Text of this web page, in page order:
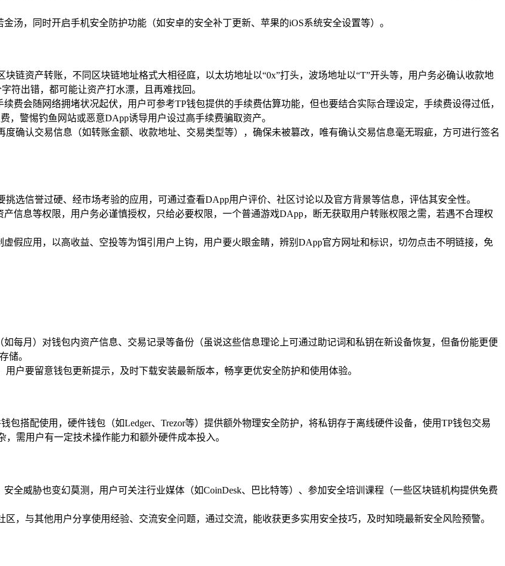
汤，同时开启手机安全防护功能（如安卓的安全补丁更新、苹果的iOS系统安全设置等）。
链资产转账，不同区块链地址格式大相径庭，以太坊地址以“0x”打头，波场地址以“T”开头等，用户务必确认收款地
符出错，都可能让资产打水漂，且再难找回。
费会随网络拥堵状况起伏，用户可参考TP钱包提供的手续费估算功能，但也要结合实际合理设定，手续费设得过低，
，警惕钓鱼网站或恶意DApp诱导用户设过高手续费骗取资产。
确认交易信息（如转账金额、收款地址、交易类型等），确保未被篡改，唯有确认交易信息毫无瑕疵，方可进行签名
选信誉过硬、经市场考验的应用，可通过查看DApp用户评价、社区讨论以及官方背景等信息，评估其安全性。
信息等权限，用户务必谨慎授权，只给必要权限，一个普通游戏DApp，断无获取用户转账权限之需，若遇不合理权
假应用，以高收益、空投等为饵引用户上钩，用户要火眼金睛，辨别DApp官方网址和标识，切勿点击不明链接，免
每月）对钱包内资产信息、交易记录等备份（虽说这些信息理论上可通过助记词和私钥在新设备恢复，但备份能更便
储。
户要留意钱包更新提示，及时下载安装最新版本，畅享更优安全防护和使用体验。
包搭配使用，硬件钱包（如Ledger、Trezor等）提供额外物理安全防护，将私钥存于离线硬件设备，使用TP钱包交易
需用户有一定技术操作能力和额外硬件成本投入。
全威胁也变幻莫测，用户可关注行业媒体（如CoinDesk、巴比特等）、参加安全培训课程（一些区块链机构提供免费
，与其他用户分享使用经验、交流安全问题，通过交流，能收获更多实用安全技巧，及时知晓最新安全风险预警。